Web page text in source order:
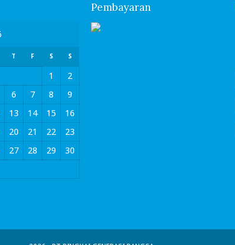
T F S S
1
2
6 7 8
9
13 14 15
16
20 21 22
23
27 28 29
30
Pembayaran